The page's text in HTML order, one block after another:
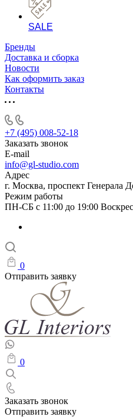
SALE
Бренды
Доставка и сборка
Новости
Как оформить заказ
Контакты
+7 (495) 008-52-18
Заказать звонок
E-mail
info@gl-studio.com
Адрес
г. Москва, проспект Генерала
Режим работы
ПН-СБ с 11:00 до 19:00
0
Отправить заявку
0
Заказать звонок
Отправить заявку